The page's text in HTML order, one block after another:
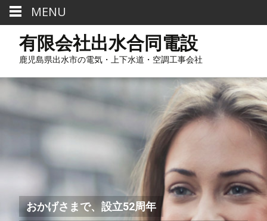
有限会社出水合同電設
鹿児島県出水市の電気・上下水道・空調工事会社
おかげさまで、設立52周年
MENU